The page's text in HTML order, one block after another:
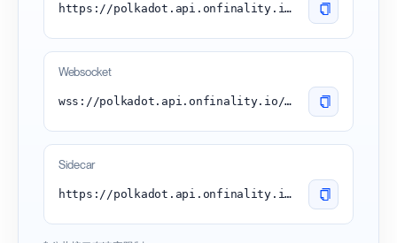
https://polkadot.api.onfinality.io/public
Websocket
wss://polkadot.api.onfinality.io/public-ws
Sidecar
https://polkadot.api.onfinality.io/rest/public/blocks/head